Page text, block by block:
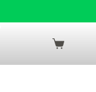
Shopping